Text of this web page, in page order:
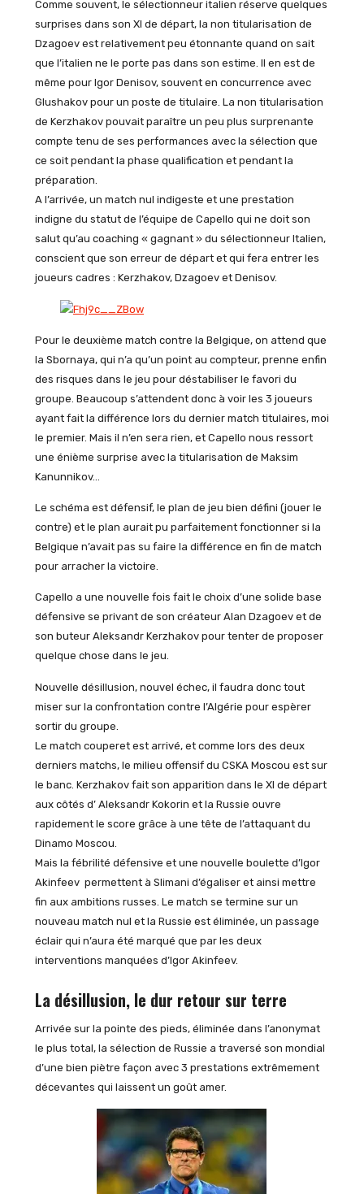
Comme souvent, le sélectionneur italien réserve quelques
surprises dans son XI de départ, la non titularisation de
Dzagoev est relativement peu étonnante quand on sait
que l’italien ne le porte pas dans son estime. Il en est de
même pour Igor Denisov, souvent en concurrence avec
Glushakov pour un poste de titulaire. La non titularisation
de Kerzhakov pouvait paraître un peu plus surprenante
compte tenu de ses performances avec la sélection que
ce soit pendant la phase qualification et pendant la
préparation.
A l’arrivée, un match nul indigeste et une prestation
indigne du statut de l’équipe de Capello qui ne doit son
salut qu’au coaching « gagnant » du sélectionneur Italien,
conscient que son erreur de départ et qui fera entrer les
joueurs cadres : Kerzhakov, Dzagoev et Denisov.
Pour le deuxième match contre la Belgique, on attend que
la Sbornaya, qui n’a qu’un point au compteur, prenne enfin
des risques dans le jeu pour déstabiliser le favori du
groupe. Beaucoup s’attendent donc à voir les 3 joueurs
ayant fait la différence lors du dernier match titulaires, moi
le premier. Mais il n’en sera rien, et Capello nous ressort
une énième surprise avec la titularisation de Maksim
Kanunnikov…
Le schéma est défensif, le plan de jeu bien défini (jouer le
contre) et le plan aurait pu parfaitement fonctionner si la
Belgique n’avait pas su faire la différence en fin de match
pour arracher la victoire.
Capello a une nouvelle fois fait le choix d’une solide base
défensive se privant de son créateur Alan Dzagoev et de
son buteur Aleksandr Kerzhakov pour tenter de proposer
quelque chose dans le jeu.
Nouvelle désillusion, nouvel échec, il faudra donc tout
miser sur la confrontation contre l’Algérie pour espèrer
sortir du groupe.
Le match couperet est arrivé, et comme lors des deux
derniers matchs, le milieu offensif du CSKA Moscou est sur
le banc. Kerzhakov fait son apparition dans le XI de départ
aux côtés d’ Aleksandr Kokorin et la Russie ouvre
rapidement le score grâce à une tête de l’attaquant du
Dinamo Moscou.
Mais la fébrilité défensive et une nouvelle boulette d’Igor
Akinfeev permettent à Slimani d’égaliser et ainsi mettre
fin aux ambitions russes. Le match se termine sur un
nouveau match nul et la Russie est éliminée, un passage
éclair qui n’aura été marqué que par les deux
interventions manquées d’Igor Akinfeev.
La désillusion, le dur retour sur terre
Arrivée sur la pointe des pieds, éliminée dans l’anonymat
le plus total, la sélection de Russie a traversé son mondial
d’une bien piètre façon avec 3 prestations extrêmement
décevantes qui laissent un goût amer.